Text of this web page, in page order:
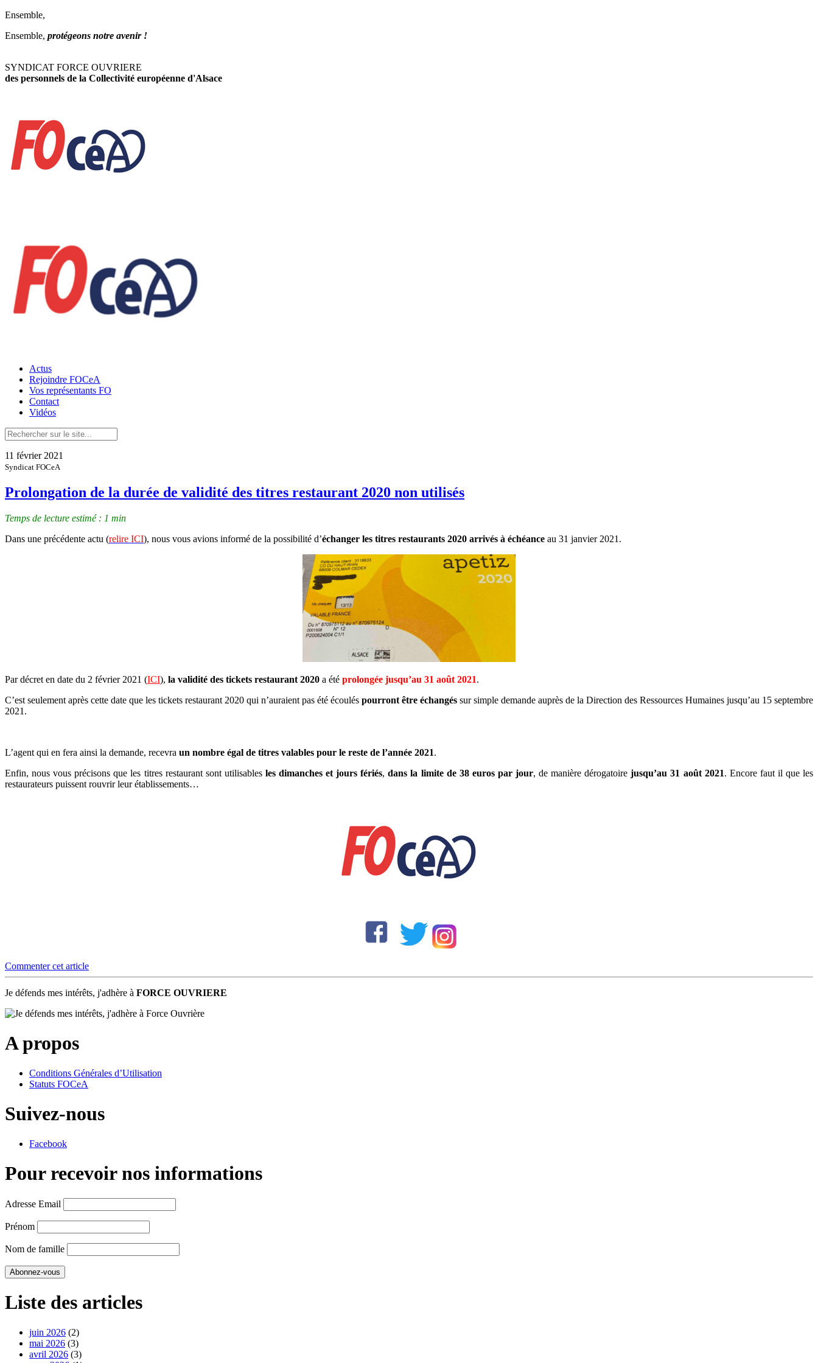
Ensemble,
Ensemble, protégeons notre avenir !
SYNDICAT FORCE OUVRIERE
des personnels de la Collectivité européenne d'Alsace
Actus
Rejoindre FOCeA
Vos représentants FO
Contact
Vidéos
11 février 2021
Syndicat FOCeA
Prolongation de la durée de validité des titres restaurant 2020 non utilisés
Temps de lecture estimé : 1 min
Dans une précédente actu (relire ICI), nous vous avions informé de la possibilité d’échanger les titres restaurants 2020 arrivés à échéance au 31 janvier 2021.
Par décret en date du 2 février 2021 (ICI), la validité des tickets restaurant 2020 a été prolongée jusqu’au 31 août 2021.
C’est seulement après cette date que les tickets restaurant 2020 qui n’auraient pas été écoulés pourront être échangés sur simple demande auprès de la Direction des Ressources Humaines jusqu’au 15 septembre
2021.
L’agent qui en fera ainsi la demande, recevra un nombre égal de titres valables pour le reste de l’année 2021.
Enfin, nous vous précisons que les titres restaurant sont utilisables les dimanches et jours fériés,dans la limite de 38 euros par jour, de manière dérogatoirejusqu’au 31 août 2021. Encore faut il que les
restaurateurs puissent rouvrir leur établissements…
Commenter cet article
Je défends mes intérêts, j'adhère à FORCE OUVRIERE
A propos
Conditions Générales d’Utilisation
Statuts FOCeA
Suivez-nous
Facebook
Pour recevoir nos informations
Adresse Email
Prénom
Nom de famille
Liste des articles
juin 2026 (2)
mai 2026 (3)
avril 2026 (3)